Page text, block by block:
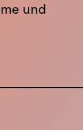
und